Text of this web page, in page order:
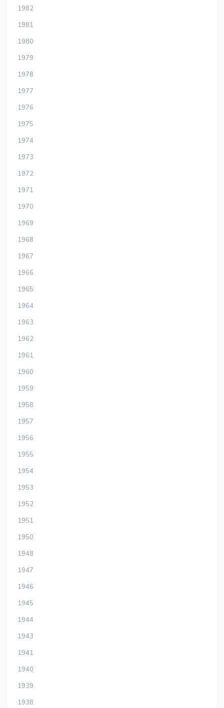
1982
1981
1980
1979
1978
1977
1976
1975
1974
1973
1972
1971
1970
1969
1968
1967
1966
1965
1964
1963
1962
1961
1960
1959
1958
1957
1956
1955
1954
1953
1952
1951
1950
1948
1947
1946
1945
1944
1943
1941
1940
1939
1938